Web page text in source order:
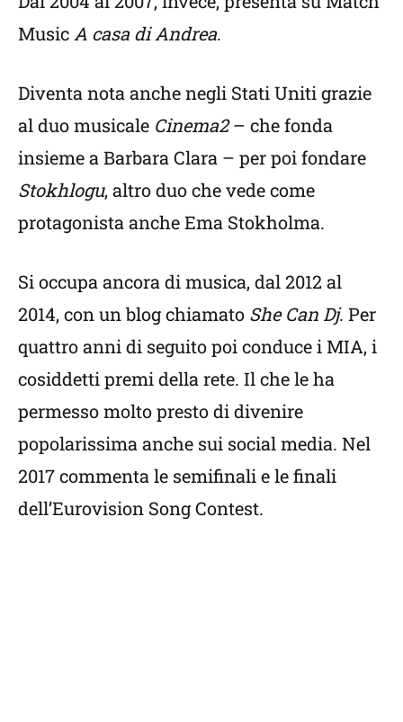
Music A casa di Andrea.
Diventa nota anche negli Stati Uniti grazie
al duo musicale Cinema2– che fonda
insieme a Barbara Clara – per poi fondare
Stokhlogu, altro duo che vede come
protagonista anche Ema Stokholma.
Si occupa ancora di musica, dal 2012 al
2014, con un blog chiamato She Can Dj. Per
quattro anni di seguito poi conduce i MIA, i
cosiddetti premi della rete. Il che le ha
permesso molto presto di divenire
popolarissima anche sui social media. Nel
2017 commenta le semifinali e le finali
dell’Eurovision Song Contest.